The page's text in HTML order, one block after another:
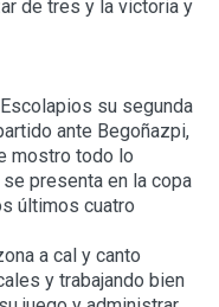
de tres y la victoria y
su segunda
ante Begoñazpi,
mostro todo lo
presenta en la copa
últimos cuatro
a cal y canto
y trabajando bien